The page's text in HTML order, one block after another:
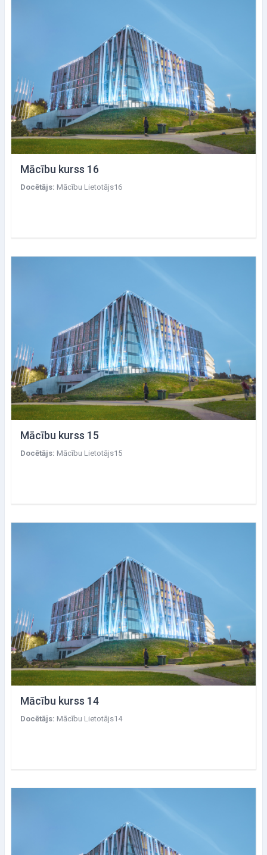
Mācību kurss 16
Docētājs: Mācību Lietotājs16
Mācību kurss 15
Docētājs: Mācību Lietotājs15
Mācību kurss 14
Docētājs: Mācību Lietotājs14